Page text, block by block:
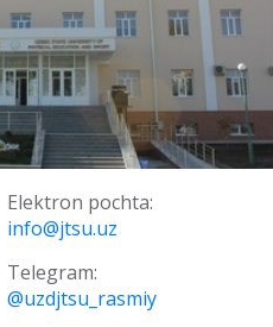
Elektron pochta:
info@jtsu.uz
Telegram:
@uzdjtsu_rasmiy